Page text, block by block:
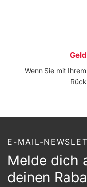
Wenn Sie mit
E-MAIL-
Melde dich
deinen